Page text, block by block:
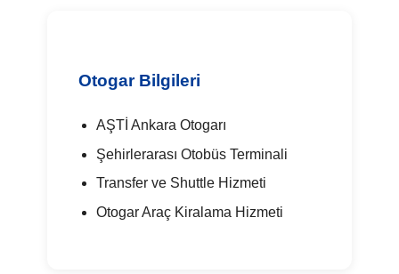
Otogar Bilgileri
AŞTİ Ankara Otogarı
Şehirlerarası Otobüs Terminali
Transfer ve Shuttle Hizmeti
Otogar Araç Kiralama Hizmeti